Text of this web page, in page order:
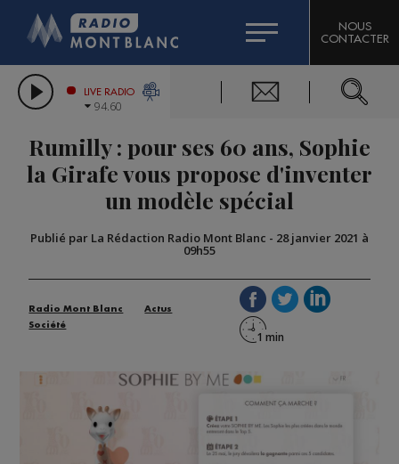
LES CHRONIQUES DE L'EXPERT
CITIZEN MACHINERY
GRAND MASSIF DOMAINES SKIABLES
BIGARD
COMPAGNIE DU MONT-BLANC
NOUS
CONTACTER
LIVE RADIO
94.60
Rumilly : pour ses 60 ans, Sophie
la Girafe vous propose d'inventer
un modèle spécial
Publié par La Rédaction Radio Mont Blanc - 28 janvier 2021 à
09h55
Radio Mont Blanc
Actus
Société